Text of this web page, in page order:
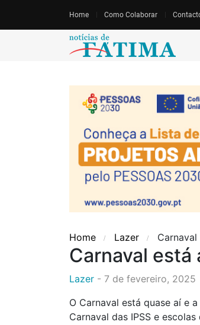
Home Como Colaborar
Home Lazer
Carnaval está
Lazer - 7 de fevereiro, 2025
O Carnaval está quase aí e
Carnaval das IPSS e